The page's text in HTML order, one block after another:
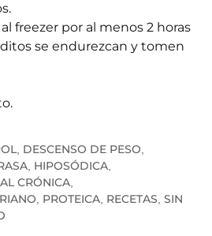
freezer por al menos 2 horas
se endurezcan y tomen
DESCENSO DE PESO
HIPOSÓDICA
CRÓNICA
PROTEICA RECETAS SIN